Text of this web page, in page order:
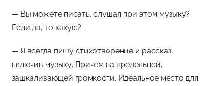
— Вы можете писать, слушая при этом музыку?
Если да, то какую?
— Я всегда пишу стихотворение и рассказ,
включив музыку. Причем на предельной,
зашкаливающей громкости. Идеальное место для